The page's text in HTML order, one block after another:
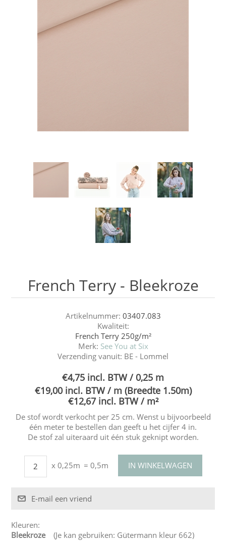
French Terry - Bleekroze
Artikelnummer: 03407.083
Kwaliteit:
French Terry 250g/m²
Merk: See You at Six
Verzending vanuit: BE - Lommel
€4,75 incl. BTW / 0,25 m
€19,00 incl. BTW / m (Breedte 1.50m)
€12,67 incl. BTW / m²
De stof wordt verkocht per 25 cm. Wenst u bijvoorbeeld
één meter te bestellen dan geeft u het cijfer 4 in.
De stof zal uiteraard uit één stuk geknipt worden.
x 0,25m = 0,5m
Kleuren:
Bleekroze(Je kan gebruiken: Gütermann kleur 662)